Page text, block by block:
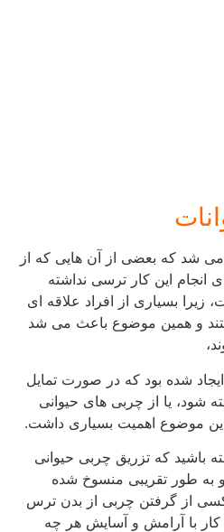
شد که بعضی از آن هایی که از
این کار ترسی نداشته
بسیاری از افراد علاقه ای
و همین موضوع باعث می شد
شده بود که در صورت تمایل
یا از چربی های حیوانی
موضوع اهمیت بسیاری داشت.
که تزریق چربی حیوانی
طور تقریبی منسوخ شده
از گرفتن چربی از بدن ترس
با آرامش و آسایش هر چه